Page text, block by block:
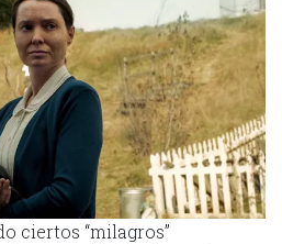
ciertos “milagros”